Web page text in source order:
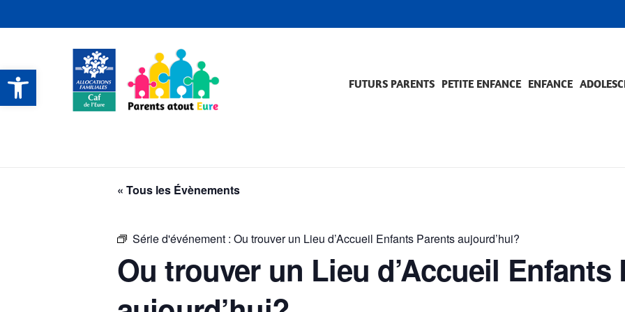
Ouvrir la barre d’outils FUTURS PARENTS PETITE ENFANCE ENFANCE
« Tous les Évènements
Série d'événement : Ou trouver un Lieu d’Accueil Enfants Parents aujourd’hui?
Ou trouver un Lieu d’Accueil Enfants